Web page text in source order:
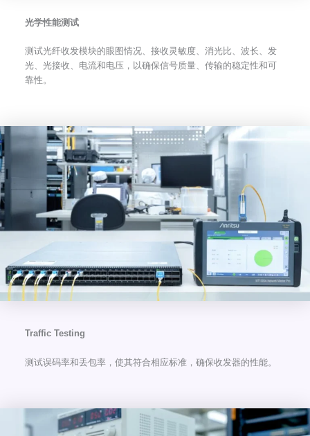
光学性能测试
测试光纤收发模块的眼图情况、接收灵敏度、消光比、波长、发
光、光接收、电流和电压，以确保信号质量、传输的稳定性和可
靠性。
Traffic Testing
测试误码率和丢包率，使其符合相应标准，确保收发器的性能。